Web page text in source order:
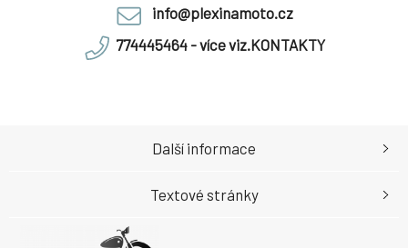
info@plexinamoto.cz
774445464 - více viz.KONTAKTY
Další informace
Textové stránky